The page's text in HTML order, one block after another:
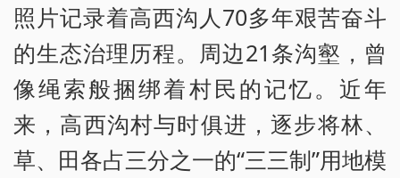
照片记录着高西沟人70多年艰苦奋斗
的生态治理历程。周边21条沟壑，曾
像绳索般捆绑着村民的记忆。近年
来，高西沟村与时俱进，逐步将林、
草、田各占三分之一的“三三制”用地模